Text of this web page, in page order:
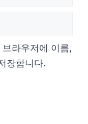
라우저에 이름,
장합니다.